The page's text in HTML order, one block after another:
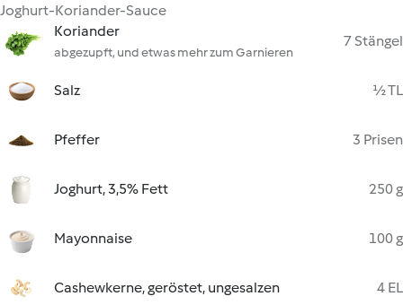
Joghurt-Koriander-Sauce
Koriander
abgezupft, und etwas mehr zum Garnieren
7 Stängel
Salz ½ TL
Pfeffer 3 Prisen
Joghurt, 3,5% Fett 250 g
Mayonnaise 100 g
Cashewkerne, geröstet, ungesalzen 4 EL